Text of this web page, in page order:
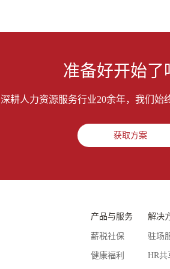
准备好开始了
深耕人力资源服务行业20余年，我们始
获取方案
产品与服务
薪税社保
健康福利
解决
驻场
HR共